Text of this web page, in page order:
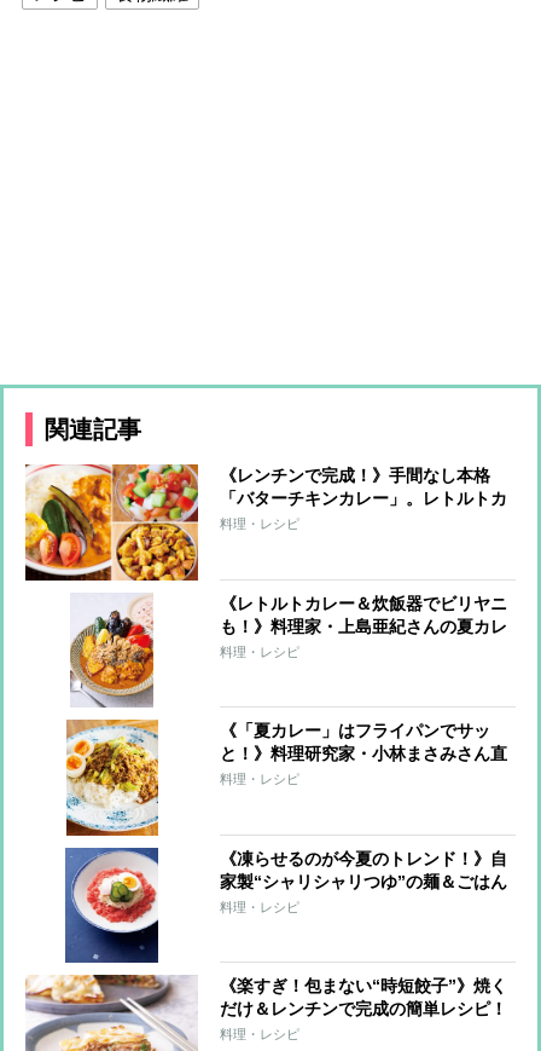
関連記事
《レンチンで完成！》手間なし本格
「バターチキンカレー」。レトルトカ
レーが激変する簡単トッピングも
料理・レシピ
《レトルトカレー＆炊飯器でビリヤニ
も！》料理家・上島亜紀さんの夏カレ
ーレシピ
料理・レシピ
《「夏カレー」はフライパンでサッ
と！》料理研究家・小林まさみさん直
伝レシピ
料理・レシピ
《凍らせるのが今夏のトレンド！》自
家製“シャリシャリつゆ”の麺＆ごはん
7レシピ
料理・レシピ
《楽すぎ！包まない“時短餃子”》焼く
だけ＆レンチンで完成の簡単レシピ！
料理・レシピ